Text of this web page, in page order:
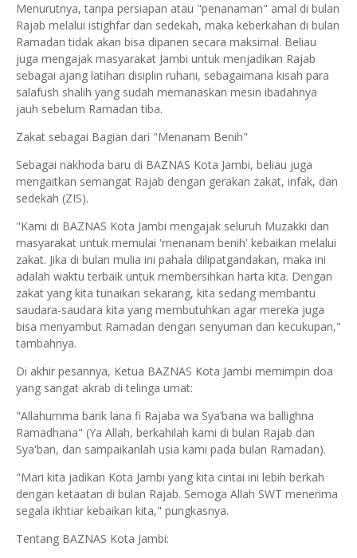
Menurutnya, tanpa persiapan atau "penanaman" amal di bulan
Rajab melalui istighfar dan sedekah, maka keberkahan di bulan
Ramadan tidak akan bisa dipanen secara maksimal. Beliau
juga mengajak masyarakat Jambi untuk menjadikan Rajab
sebagai ajang latihan disiplin ruhani, sebagaimana kisah para
salafush shalih yang sudah memanaskan mesin ibadahnya
jauh sebelum Ramadan tiba.
Zakat sebagai Bagian dari "Menanam Benih"
Sebagai nakhoda baru di BAZNAS Kota Jambi, beliau juga
mengaitkan semangat Rajab dengan gerakan zakat, infak, dan
sedekah (ZIS).
"Kami di BAZNAS Kota Jambi mengajak seluruh Muzakki dan
masyarakat untuk memulai 'menanam benih' kebaikan melalui
zakat. Jika di bulan mulia ini pahala dilipatgandakan, maka ini
adalah waktu terbaik untuk membersihkan harta kita. Dengan
zakat yang kita tunaikan sekarang, kita sedang membantu
saudara-saudara kita yang membutuhkan agar mereka juga
bisa menyambut Ramadan dengan senyuman dan kecukupan,"
tambahnya.
Di akhir pesannya, Ketua BAZNAS Kota Jambi memimpin doa
yang sangat akrab di telinga umat:
"Allahumma barik lana fi Rajaba wa Sya’bana wa ballighna
Ramadhana" (Ya Allah, berkahilah kami di bulan Rajab dan
Sya'ban, dan sampaikanlah usia kami pada bulan Ramadan).
"Mari kita jadikan Kota Jambi yang kita cintai ini lebih berkah
dengan ketaatan di bulan Rajab. Semoga Allah SWT menerima
segala ikhtiar kebaikan kita," pungkasnya.
Tentang BAZNAS Kota Jambi: